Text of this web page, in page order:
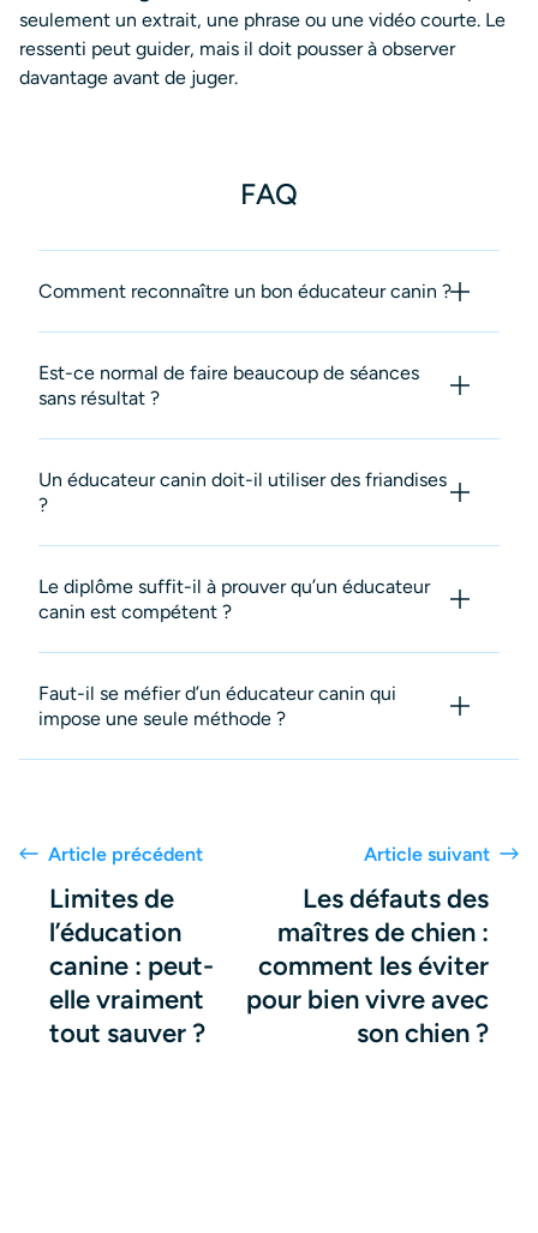
seulement un extrait, une phrase ou une vidéo courte. Le
ressenti peut guider, mais il doit pousser à observer
davantage avant de juger.
FAQ
Comment reconnaître un bon éducateur canin ?
Est-ce normal de faire beaucoup de séances
sans résultat ?
Un éducateur canin doit-il utiliser des friandises
?
Le diplôme suffit-il à prouver qu’un éducateur
canin est compétent ?
Faut-il se méfier d’un éducateur canin qui
impose une seule méthode ?
Article précédent
Limites de
l’éducation
canine : peut-
elle vraiment
tout sauver ?
Article suivant
Les défauts des
maîtres de chien :
comment les éviter
pour bien vivre avec
son chien ?